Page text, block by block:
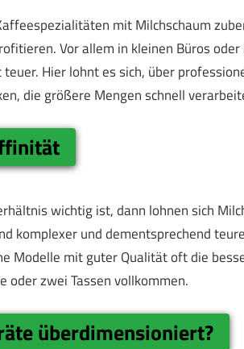
mit Milchschaum
Vor allem in kleinen Büros
Hier lohnt es sich, über
die größere Mengen schnell
wichtig ist, dann lohnen sich
komplexer und dementsprechend
Modelle mit guter Qualität oft die
oder zwei Tassen vollkommen.
überdimensioniert?